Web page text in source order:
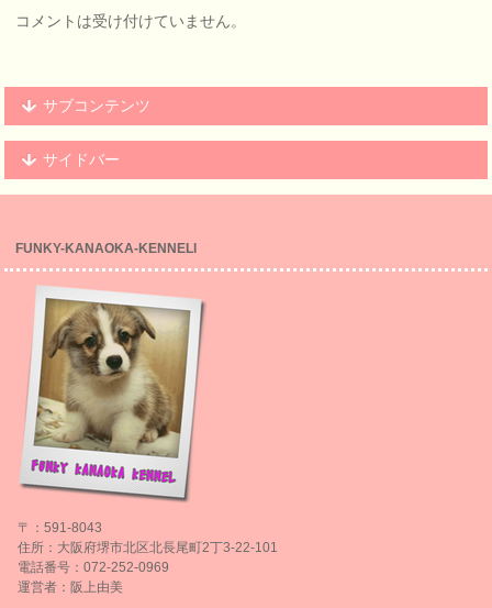
コメントは受け付けていません。
サブコンテンツ
サイドバー
FUNKY-KANAOKA-KENNELl
〒：591-8043
住所：大阪府堺市北区北長尾町2丁3-22-101
電話番号：072-252-0969
運営者：阪上由美